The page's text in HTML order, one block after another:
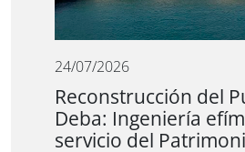
24/07/2026
Reconstrucción del
Deba: Ingeniería
servicio del